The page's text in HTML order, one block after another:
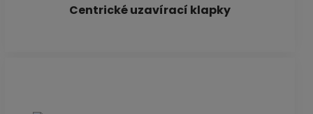
Centrické uzavírací klapky